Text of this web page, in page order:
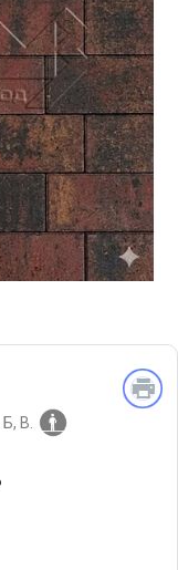
В.